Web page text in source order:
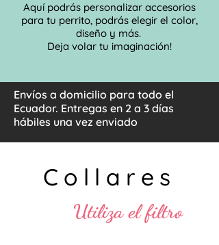
Aquí podrás personalizar accesorios
para tu perrito, podrás elegir el color,
diseño y más.
Deja volar tu imaginación!
Envíos a domicilio para todo el
Ecuador. Entregas en 2 a 3 días
hábiles una vez enviado
Collares
Utiliza el filtro